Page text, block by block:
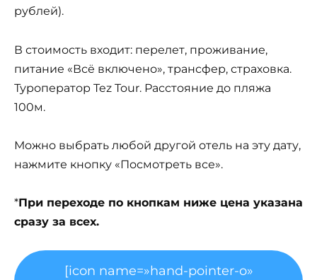
рублей).
В стоимость входит: перелет, проживание,
питание «Всё включено», трансфер, страховка.
Туроператор Tez Tour. Расстояние до пляжа
100м.
Можно выбрать любой другой отель на эту дату,
нажмите кнопку «Посмотреть все».
*При переходе по кнопкам ниже цена указана
сразу за всех.
[icon name=»hand-pointer-o»